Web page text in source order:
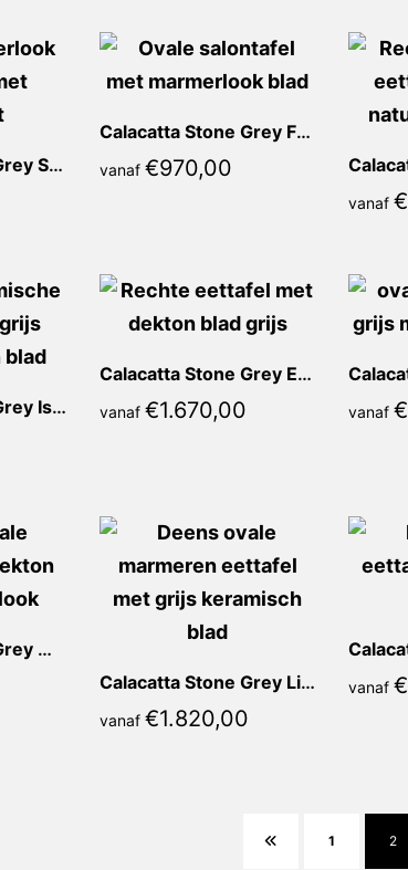
Calacatta Stone Grey Sorella Ovaal
Calacatta Stone Grey Franca Ovaal
vanaf €970,00
vanaf €
Calacatta Stone Grey Isabella Recht
Calacatta Stone Grey Elena Recht
vanaf €1.670,00 vanaf €
Calacatta Stone Grey Mirella Deens Ovaal
Calacatta Stone Grey Lia Deens Ovaal
vanaf €1.820,00
vanaf €
1 2